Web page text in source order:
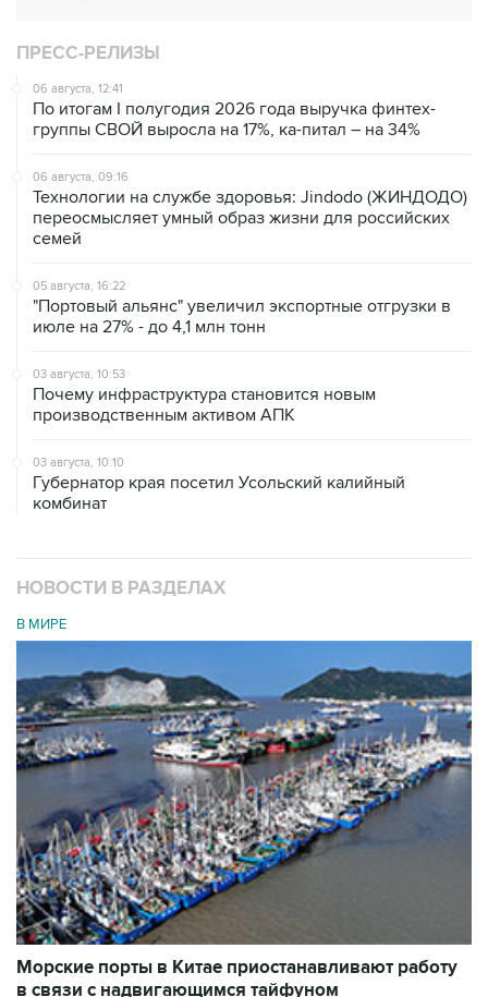
ПРЕСС-РЕЛИЗЫ
06 августа, 12:41
По итогам I полугодия 2026 года выручка финтех-
группы СВОЙ выросла на 17%, ка-питал – на 34%
06 августа, 09:16
Технологии на службе здоровья: Jindodo (ЖИНДОДО)
переосмысляет умный образ жизни для российских
семей
05 августа, 16:22
"Портовый альянс" увеличил экспортные отгрузки в
июле на 27% - до 4,1 млн тонн
03 августа, 10:53
Почему инфраструктура становится новым
производственным активом АПК
03 августа, 10:10
Губернатор края посетил Усольский калийный
комбинат
НОВОСТИ В РАЗДЕЛАХ
В МИРЕ
Морские порты в Китае приостанавливают работу
в связи с надвигающимся тайфуном